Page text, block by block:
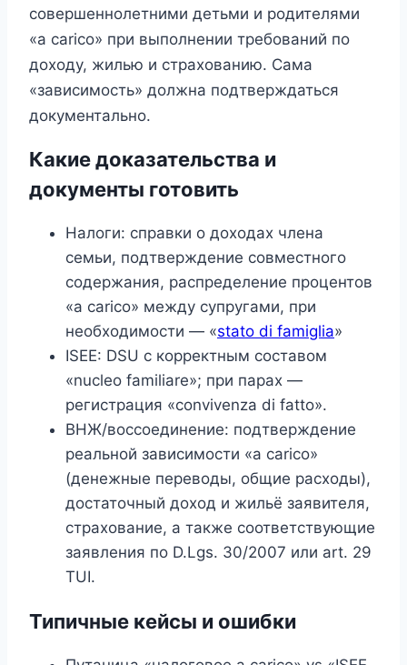
совершеннолетними детьми и родителями
«a carico» при выполнении требований по
доходу, жилью и страхованию. Сама
«зависимость» должна подтверждаться
документально.
Какие доказательства и
документы готовить
Налоги: справки о доходах члена
семьи, подтверждение совместного
содержания, распределение процентов
«a carico» между супругами, при
необходимости — «stato di famiglia»
ISEE: DSU с корректным составом
«nucleo familiare»; при парах —
регистрация «convivenza di fatto».
ВНЖ/воссоединение: подтверждение
реальной зависимости «a carico»
(денежные переводы, общие расходы),
достаточный доход и жильё заявителя,
страхование, а также соответствующие
заявления по D.Lgs. 30/2007 или art. 29
TUI.
Типичные кейсы и ошибки